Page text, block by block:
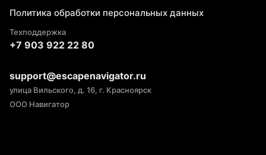
Политика обработки персональных данных
Техподдержка
+7 903 922 22 80
support@escapenavigator.ru
улица Вильского, д. 16, г. Красноярск
ООО Навигатор